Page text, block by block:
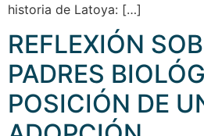
historia de Latoya: […]
REFLEXIÓN
PADRES
POSICIÓN DE